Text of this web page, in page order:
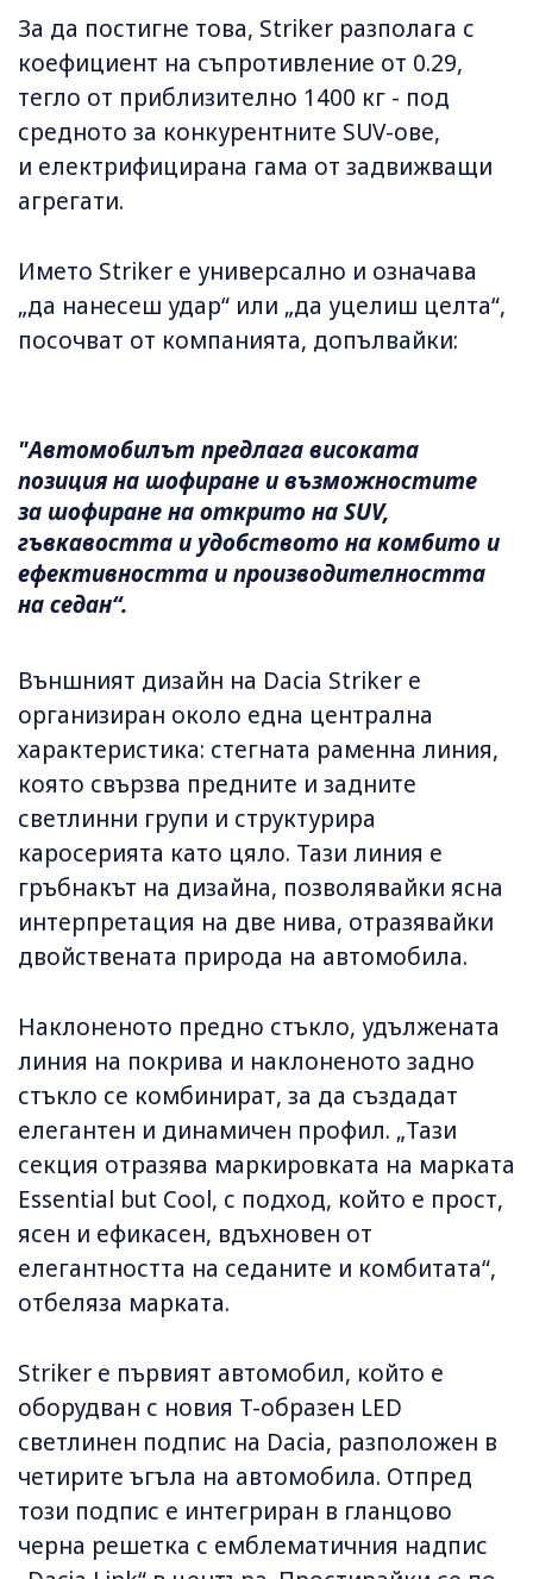
За да постигне това, Striker разполага с
коефициент на съпротивление от 0.29,
тегло от приблизително 1400 кг - под
средното за конкурентните SUV-ове,
и електрифицирана гама от задвижващи
агрегати.
Името Striker е универсално и означава
„да нанесеш удар“ или „да уцелиш целта“,
посочват от компанията, допълвайки:
"Автомобилът предлага високата
позиция на шофиране и възможностите
за шофиране на открито на SUV,
гъвкавостта и удобството на комбито и
ефективността и производителността
на седан“.
Външният дизайн на Dacia Striker е
организиран около една централна
характеристика: стегната раменна линия,
която свързва предните и задните
светлинни групи и структурира
каросерията като цяло. Тази линия е
гръбнакът на дизайна, позволявайки ясна
интерпретация на две нива, отразявайки
двойствената природа на автомобила.
Наклоненото предно стъкло, удължената
линия на покрива и наклоненото задно
стъкло се комбинират, за да създадат
елегантен и динамичен профил. „Тази
секция отразява маркировката на марката
Essential but Cool, с подход, който е прост,
ясен и ефикасен, вдъхновен от
елегантността на седаните и комбитата“,
отбеляза марката.
Striker е първият автомобил, който е
оборудван с новия T-образен LED
светлинен подпис на Dacia, разположен в
четирите ъгъла на автомобила. Отпред
този подпис е интегриран в гланцово
черна решетка с емблематичния надпис